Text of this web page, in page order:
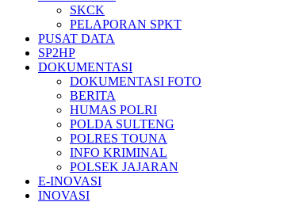
SKCK
PELAPORAN SPKT
PUSAT DATA
SP2HP
DOKUMENTASI
DOKUMENTASI FOTO
BERITA
HUMAS POLRI
POLDA SULTENG
POLRES TOUNA
INFO KRIMINAL
POLSEK JAJARAN
E-INOVASI
INOVASI